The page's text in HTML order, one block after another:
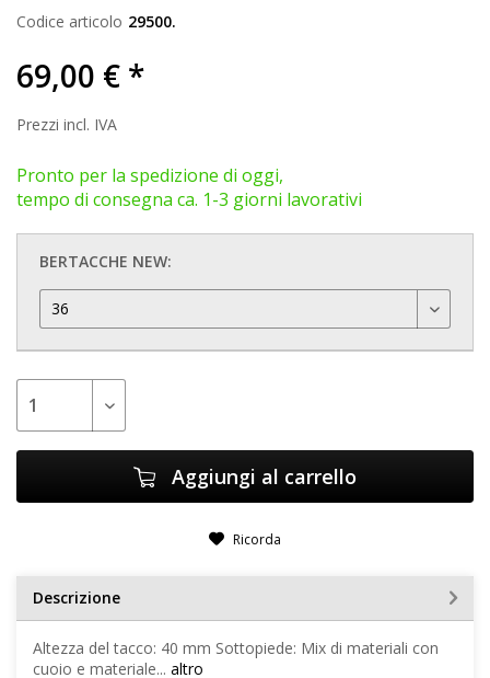
Codice articolo 29500.
69,00 € *
Prezzi incl. IVA
Pronto per la spedizione di oggi,
tempo di consegna ca. 1-3 giorni lavorativi
BERTACCHE NEW:
Aggiungi al carrello
Ricorda
Descrizione
Altezza del tacco: 40 mm Sottopiede: Mix di materiali con
cuoio e materiale... altro